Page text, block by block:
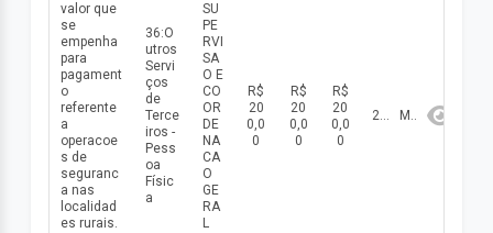
valor que
se
empenha
para
pagament
o
referente
a
operacoe
s de
seguranc
a nas
localidad
es rurais.
36:O
utros
Servi
ços
de
Terce
iros -
Pess
oa
Físic
a
SU
PE
RVI
SA
O E
CO
OR
DE
NA
CA
O
GE
RA
L
R$
20
0,0
0
R$
20
0,0
0
R$
20
0,0
0
2026 Maio